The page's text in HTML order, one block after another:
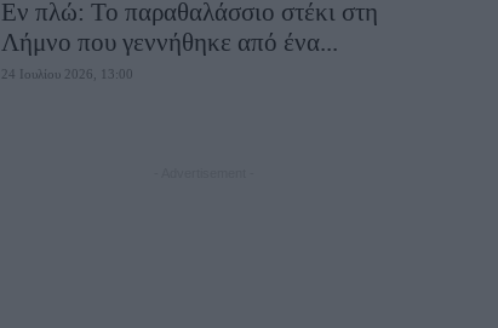
Εν πλώ: Το παραθαλάσσιο στέκι στη
Λήμνο που γεννήθηκε από ένα...
24 Ιουλίου 2026, 13:00